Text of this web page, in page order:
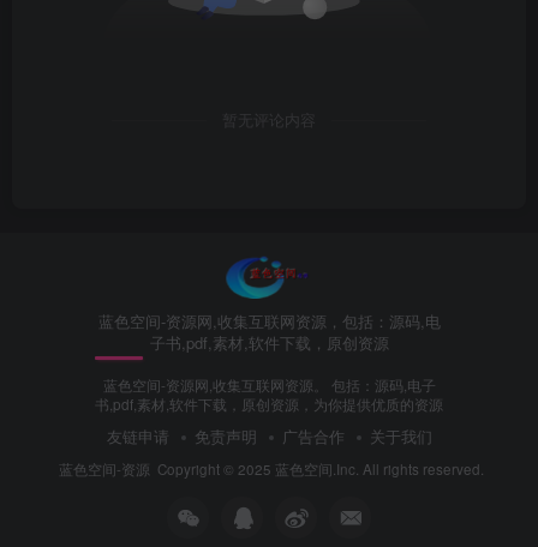
暂无评论内容
蓝色空间-资源网,收集互联网资源，包括：源码,电
子书,pdf,素材,软件下载，原创资源
蓝色空间-资源网,收集互联网资源。 包括：源码,电子
书,pdf,素材,软件下载，原创资源，为你提供优质的资源
友链申请 免责声明 广告合作 关于我们
蓝色空间-资源 Copyright © 2025 蓝色空间.Inc. All rights reserved.